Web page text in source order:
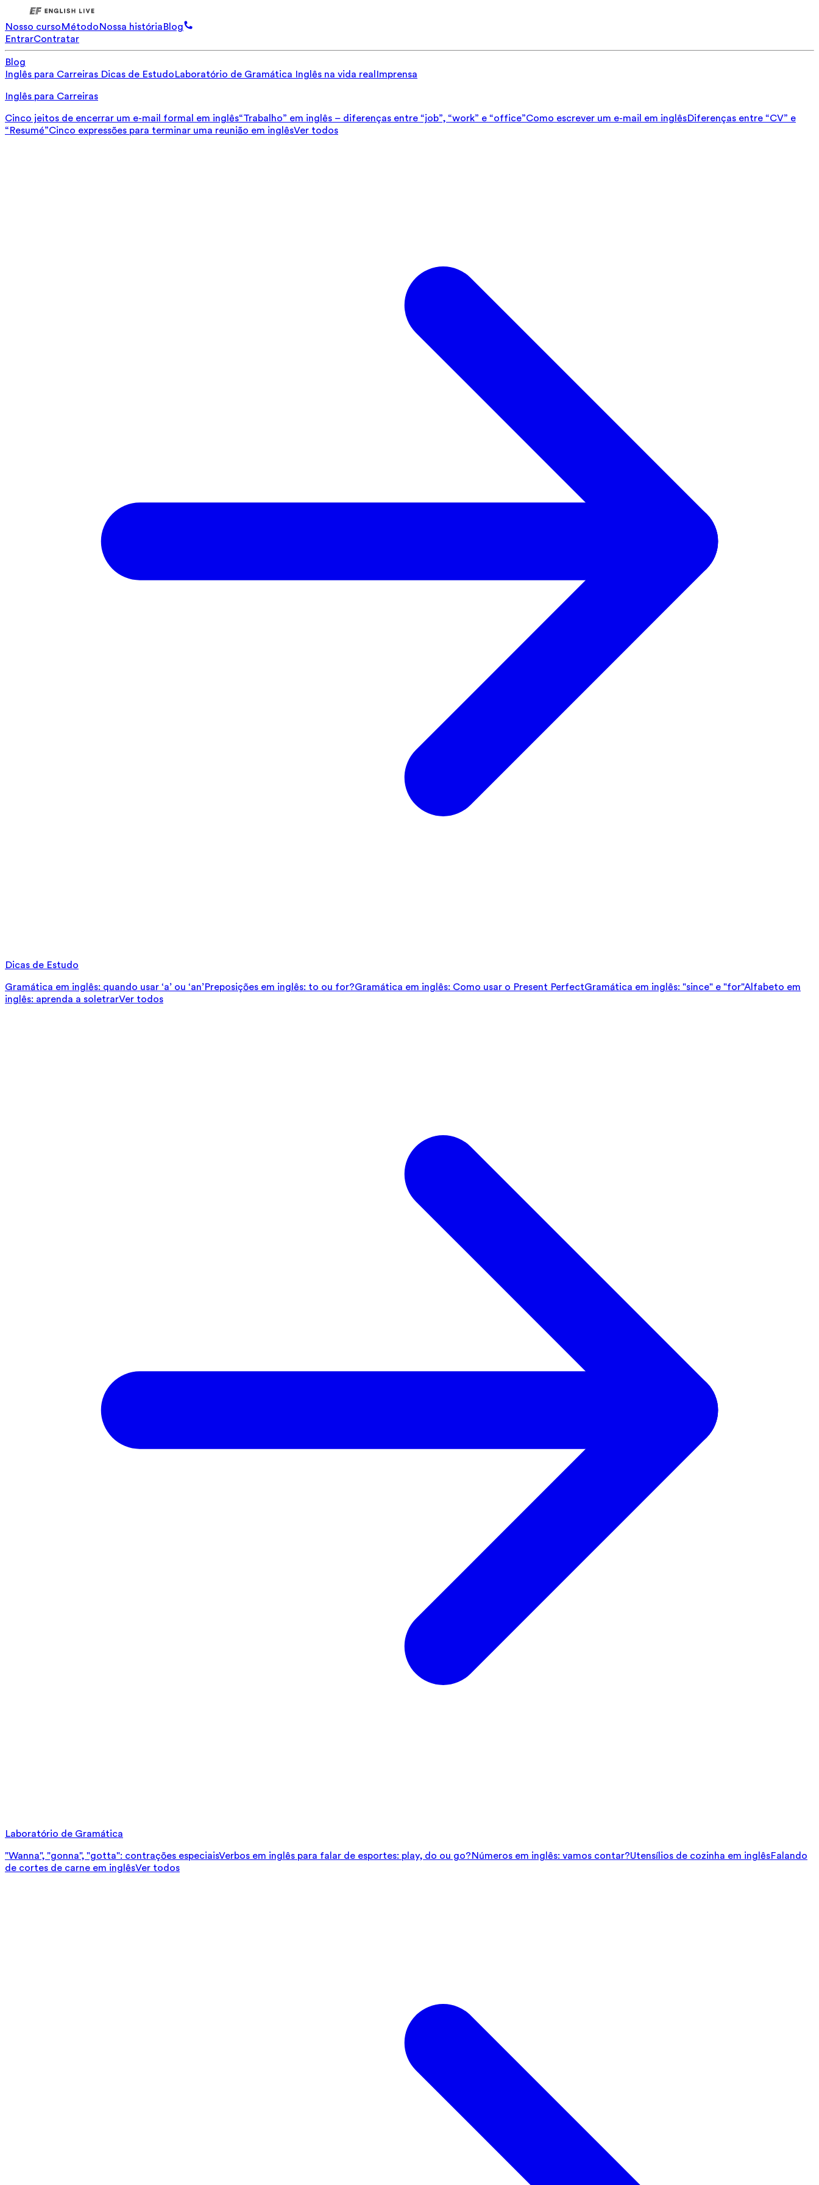
Nosso cursoMétodoNossa históriaBlog
EntrarContratar
Blog
Inglês para Carreiras Dicas de EstudoLaboratório de Gramática Inglês na vida real Imprensa
Inglês para Carreiras
Cinco jeitos de encerrar um e-mail formal em inglês“Trabalho” em inglês – diferenças entre “job”, “work” e “office”Como escrever um e-mail em inglêsDiferenças entre “CV” e
“Resumé”Cinco expressões para terminar uma reunião em inglêsVer todos
Dicas de Estudo
Gramática em inglês: quando usar ‘a’ ou ‘an’Preposições em inglês: to ou for?Gramática em inglês: Como usar o Present PerfectGramática em inglês: "since" e "for"Alfabeto em
inglês: aprenda a soletrarVer todos
Laboratório de Gramática
"Wanna", "gonna", "gotta": contrações especiaisVerbos em inglês para falar de esportes: play, do ou go?Números em inglês: vamos contar?Utensílios de cozinha em inglêsFalando
de cortes de carne em inglêsVer todos